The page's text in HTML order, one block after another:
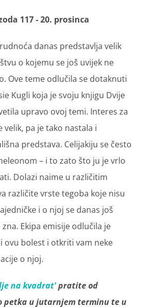
117 - 20. prosinca
danas predstavlja velik
o kojemu se još uvijek ne
Ove teme odlučila se dotaknuti
Kugli koja je svoju knjigu Dvije
upravo ovoj temi. Interes za
velik, pa je tako nastala i
predstava. Celijakiju se često
– i to zato što ju je vrlo
Dolazi naime u različitim
različite vrste tegoba koje nisu
i o njoj se danas još
Ekipa emisije odlučila je
ovu bolest i otkriti vam neke
o njoj.
na kvadrat'pratite od
petka u jutarnjem terminu te u